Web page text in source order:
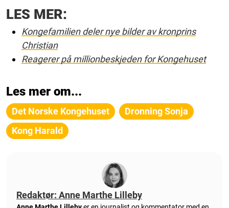
LES MER:
Kongefamilien deler nye bilder av kronprins
Christian
Reagerer på millionbeskjeden for Kongehuset
Les mer om...
Det Norske Kongehuset
Dronning Sonja
Kong Harald
Redaktør: Anne Marthe Lilleby